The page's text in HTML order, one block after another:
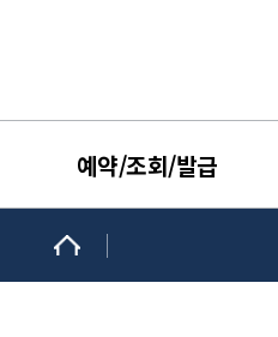
예약/조회/발급